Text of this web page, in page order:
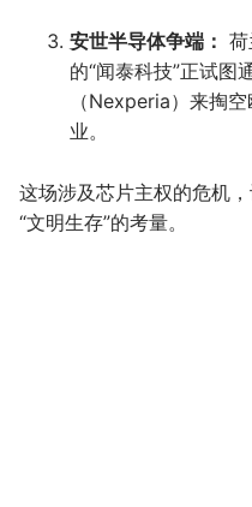
安世半导体争端：
的“闻泰科技”正试图
（Nexperia）来掏
业。
这场涉及芯片主权的危机
“文明生存”的考量。